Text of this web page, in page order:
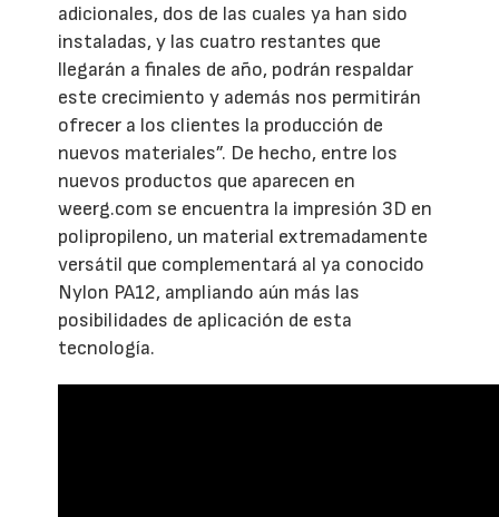
adicionales, dos de las cuales ya han sido
instaladas, y las cuatro restantes que
llegarán a finales de año, podrán respaldar
este crecimiento y además nos permitirán
ofrecer a los clientes la producción de
nuevos materiales”. De hecho, entre los
nuevos productos que aparecen en
weerg.com se encuentra la impresión 3D en
polipropileno, un material extremadamente
versátil que complementará al ya conocido
Nylon PA12, ampliando aún más las
posibilidades de aplicación de esta
tecnología.